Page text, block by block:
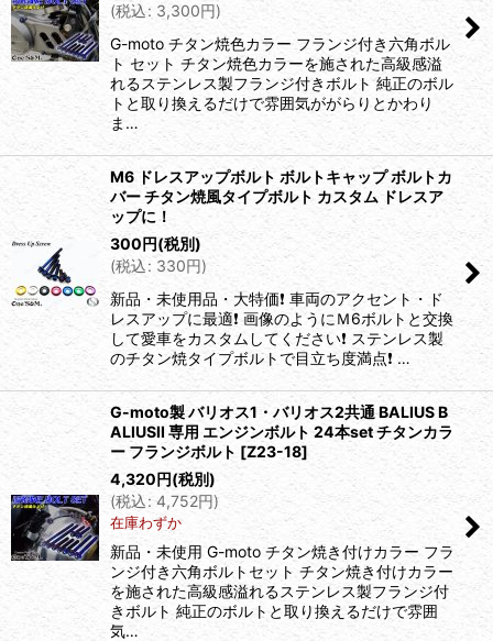
(税込: 3,300円)
G-moto チタン焼色カラー フランジ付き六角ボル
ト セット チタン焼色カラーを施された高級感溢
れるステンレス製フランジ付きボルト 純正のボル
トと取り換えるだけで雰囲気ががらりとかわり
ま…
M6 ドレスアップボルト ボルトキャップ ボルトカ
バー チタン焼風タイプボルト カスタム ドレスア
ップに！
300円(税別)
(税込: 330円)
新品・未使用品・大特価❗️ 車両のアクセント・ド
レスアップに最適❗️ 画像のようにＭ6ボルトと交換
して愛車をカスタムしてください❗️ ステンレス製
のチタン焼タイプボルトで目立ち度満点❗️ …
G-moto製 バリオス1・バリオス2共通 BALIUS B
ALIUSII 専用 エンジンボルト 24本set チタンカラ
ー フランジボルト [Z23-18]
4,320円(税別)
(税込: 4,752円)
在庫わずか
新品・未使用 G-moto チタン焼き付けカラー フラ
ンジ付き六角ボルトセット チタン焼き付けカラー
を施された高級感溢れるステンレス製フランジ付
きボルト 純正のボルトと取り換えるだけで雰囲
気…